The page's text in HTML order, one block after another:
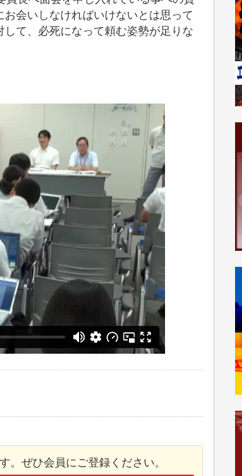
会いしなければいけないとは思って
て、必死になって頼む姿勢が足りな
。ぜひ会員にご登録ください。